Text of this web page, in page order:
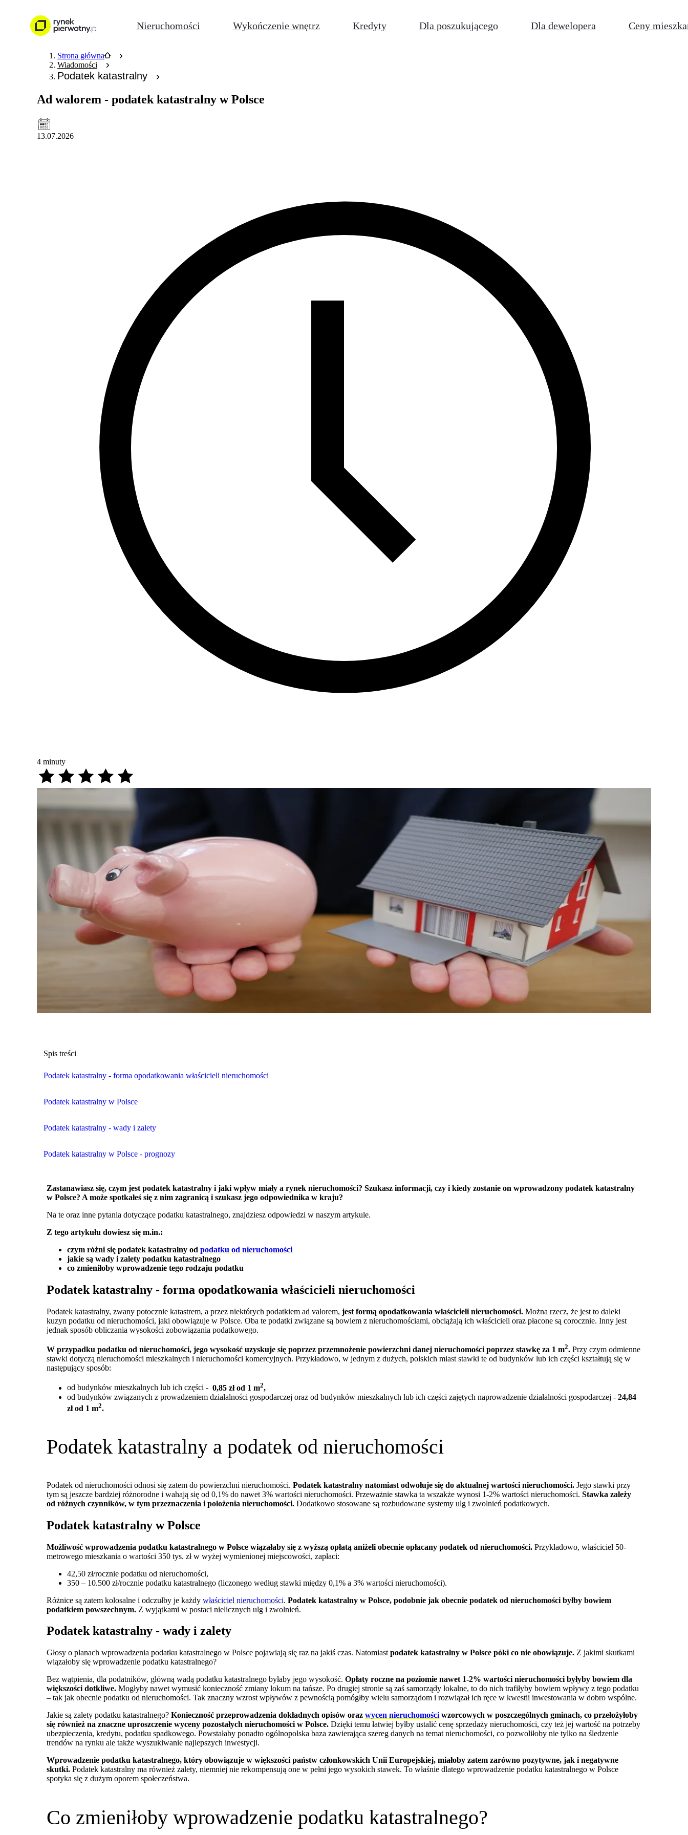
Nieruchomości Wykończenie wnętrz Kredyty Dla poszukującego Dla dewelopera Ceny
Strona główna
Wiadomości
Podatek katastralny
Ad walorem - podatek katastralny w Polsce
13.07.2026
4 minuty
Spis treści
Podatek katastralny - forma opodatkowania właścicieli nieruchomości
Podatek katastralny w Polsce
Podatek katastralny - wady i zalety
Podatek katastralny w Polsce - prognozy
Zastanawiasz się, czym jest podatek katastralny i jaki wpływ miały a rynek nieruchomości? Szukasz informacji, czy i kiedy zostanie on wprowadzony podatek katastralny
w Polsce? A może spotkałeś się z nim zagranicą i szukasz jego odpowiednika w kraju?
Na te oraz inne pytania dotyczące podatku katastralnego, znajdziesz odpowiedzi w naszym artykule.
Z tego artykułu dowiesz się m.in.:
czym różni się podatek katastralny odpodatku od nieruchomości
jakie są wady i zalety podatku katastralnego
co zmieniłoby wprowadzenie tego rodzaju podatku
Podatek katastralny - forma opodatkowania właścicieli nieruchomości
Podatek katastralny, zwany potocznie katastrem, a przez niektórych podatkiem ad valorem,jest formą opodatkowania właścicieli nieruchomości. Można rzecz, że jest to daleki
kuzyn podatku od nieruchomości, jaki obowiązuje w Polsce. Oba te podatki związane są bowiem z nieruchomościami, obciążają ich właścicieli oraz płacone są corocznie. Inny jest
jednak sposób obliczania wysokości zobowiązania podatkowego.
W przypadku podatku od nieruchomości, jego wysokość uzyskuje się poprzez przemnożenie powierzchni danej nieruchomości poprzez stawkę za 1 m2. Przy czym odmienne
stawki dotyczą nieruchomości mieszkalnych i nieruchomości komercyjnych. Przykładowo, w jednym z dużych, polskich miast stawki te od budynków lub ich części kształtują się w
następujący sposób:
od budynków mieszkalnych lub ich części - 0,85 zł od 1 m2,
od budynków związanych z prowadzeniem działalności gospodarczej oraz od budynków mieszkalnych lub ich części zajętych naprowadzenie działalności gospodarczej -24,84
zł od 1 m2.
Podatek katastralny a podatek od nieruchomości
Podatek od nieruchomości odnosi się zatem do powierzchni nieruchomości.Podatek katastralny natomiast odwołuje się do aktualnej wartości nieruchomości. Jego stawki przy
tym są jeszcze bardziej różnorodne i wahają się od 0,1% do nawet 3% wartości nieruchomości. Przeważnie stawka ta wszakże wynosi 1-2% wartości nieruchomości.Stawka zależy
od różnych czynników, w tym przeznaczenia i położenia nieruchomości. Dodatkowo stosowane są rozbudowane systemy ulg i zwolnień podatkowych.
Podatek katastralny w Polsce
Możliwość wprowadzenia podatku katastralnego w Polsce wiązałaby się z wyższą opłatą aniżeli obecnie opłacany podatek od nieruchomości. Przykładowo, właściciel 50-
metrowego mieszkania o wartości 350 tys. zł w wyżej wymienionej miejscowości, zapłaci:
42,50 zł/rocznie podatku od nieruchomości,
350 – 10.500 zł/rocznie podatku katastralnego (liczonego według stawki między 0,1% a 3% wartości nieruchomości).
Różnice są zatem kolosalne i odczułby je każdywłaściciel nieruchomości.Podatek katastralny w Polsce, podobnie jak obecnie podatek od nieruchomości byłby bowiem
podatkiem powszechnym. Z wyjątkami w postaci nielicznych ulg i zwolnień.
Podatek katastralny - wady i zalety
Głosy o planach wprowadzenia podatku katastralnego w Polsce pojawiają się raz na jakiś czas. Natomiastpodatek katastralny w Polsce póki co nie obowiązuje. Z jakimi skutkami
wiązałoby się wprowadzenie podatku katastralnego?
Bez wątpienia, dla podatników, główną wadą podatku katastralnego byłaby jego wysokość.Opłaty roczne na poziomie nawet 1-2% wartości nieruchomości byłyby bowiem dla
większości dotkliwe. Mogłyby nawet wymusić konieczność zmiany lokum na tańsze. Po drugiej stronie są zaś samorządy lokalne, to do nich trafiłyby bowiem wpływy z tego podatku
– tak jak obecnie podatku od nieruchomości. Tak znaczny wzrost wpływów z pewnością pomógłby wielu samorządom i rozwiązał ich ręce w kwestii inwestowania w dobro wspólne.
Jakie są zalety podatku katastralnego?Konieczność przeprowadzenia dokładnych opisów orazwycen nieruchomości wzorcowych w poszczególnych gminach, co przełożyłoby
się również na znaczne uproszczenie wyceny pozostałych nieruchomości w Polsce. Dzięki temu łatwiej byłby ustalić cenę sprzedaży nieruchomości, czy też jej wartość na potrzeby
ubezpieczenia, kredytu, podatku spadkowego. Powstałaby ponadto ogólnopolska baza zawierająca szereg danych na temat nieruchomości, co pozwoliłoby nie tylko na śledzenie
trendów na rynku ale także wyszukiwanie najlepszych inwestycji.
Wprowadzenie podatku katastralnego, który obowiązuje w większości państw członkowskich Unii Europejskiej, miałoby zatem zarówno pozytywne, jak i negatywne
skutki. Podatek katastralny ma również zalety, niemniej nie rekompensują one w pełni jego wysokich stawek. To właśnie dlatego wprowadzenie podatku katastralnego w Polsce
spotyka się z dużym oporem społeczeństwa.
Co zmieniłoby wprowadzenie podatku katastralnego?